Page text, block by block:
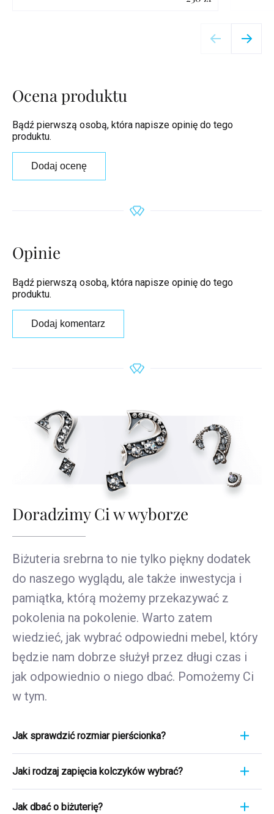
Ocena produktu
Bądź pierwszą osobą, która napisze opinię do tego
produktu.
Dodaj ocenę
Opinie
Bądź pierwszą osobą, która napisze opinię do tego
produktu.
Dodaj komentarz
Doradzimy Ci w wyborze
Biżuteria srebrna to nie tylko piękny dodatek
do naszego wyglądu, ale także inwestycja i
pamiątka, którą możemy przekazywać z
pokolenia na pokolenie. Warto zatem
wiedzieć, jak wybrać odpowiedni mebel, który
będzie nam dobrze służył przez długi czas i
jak odpowiednio o niego dbać. Pomożemy Ci
w tym.
Jak sprawdzić rozmiar pierścionka?
poznać jego rozmiar, weź linijkę i przyłóż ją
bezpośrednio do pierścionka, który aktualnie
nosisz. Ważne jest, aby skupić się na jego
Jaki rodzaj zapięcia kolczyków wybrać?
uwagę wygodę, bezpieczeństwo i styl
Jak dbać o biżuterię?